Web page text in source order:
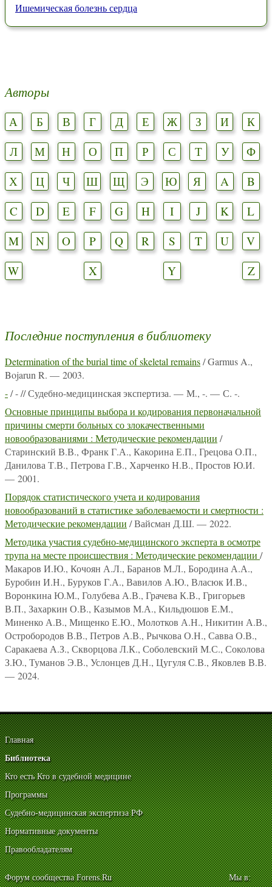
Ишемическая болезнь сердца
Авторы
А Б В Г Д Е Ж З И
К
Л
М Н О П Р С Т У
Ф
Х
Ц Ч Ш Щ Э Ю Я A
B
C
D E F G H I J K
L
M
N O P Q R S T U
V
W
X Y Z
Последние поступления в библиотеку
Determination of the burial time of skeletal remains/ Garmus A.,
Bojarun R. — 2003.
-/ - // Судебно-медицинская экспертиза. — М., -. — С. -.
Основные принципы выбора и кодирования первоначальной
причины смерти больных со злокачественными
новообразованиями : Методические рекомендации /
Старинский В.В., Франк Г.А., Какорина Е.П., Грецова О.П.,
Данилова Т.В., Петрова Г.В., Харченко Н.В., Простов Ю.И.
— 2001.
Порядок статистического учета и кодирования
новообразований в статистике заболеваемости и смертности :
Методические рекомендации / Вайсман Д.Ш. — 2022.
Методика участия судебно-медицинского эксперта в осмотре
трупа на месте происшествия : Методические рекомендации /
Макаров И.Ю., Кочоян А.Л., Баранов М.Л., Бородина А.А.,
Буробин И.Н., Буруков Г.А., Вавилов А.Ю., Власюк И.В.,
Воронкина Ю.М., Голубева А.В., Грачева К.В., Григорьев
В.П., Захаркин О.В., Казымов М.А., Кильдюшов Е.М.,
Миненко А.В., Мищенко Е.Ю., Молотков А.Н., Никитин А.В.,
Остробородов В.В., Петров А.В., Рычкова О.Н., Савва О.В.,
Саракаева А.З., Скворцова Л.К., Соболевский М.С., Соколова
З.Ю., Туманов Э.В., Услонцев Д.Н., Цугуля С.В., Яковлев В.В.
— 2024.
Главная
Библиотека
Кто есть Кто в судебной медицине
Программы
Судебно-медицинская экспертиза РФ
Нормативные документы
Правообладателям
Форум сообщества Forens.Ru Мы в: